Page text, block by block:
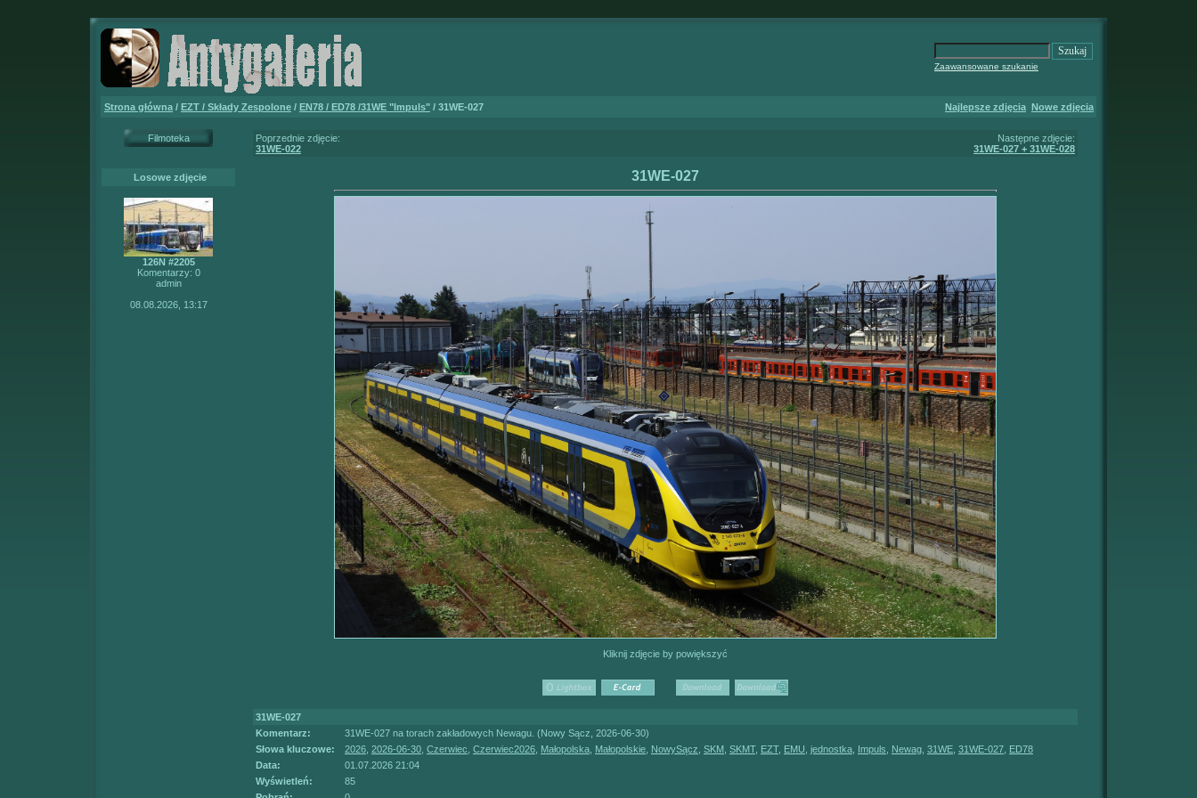
Zaawansowane szukanie
Strona główna / EZT / Składy Zespolone / EN78 / ED78 /31WE "Impuls" / 31WE-027 Najlepsze zdjęcia Nowe zdjęcia
Filmoteka
Losowe zdjęcie
126N #2205
Komentarzy: 0
admin
08.08.2026, 13:17
Poprzednie zdjęcie:
31WE-022
Następne zdjęcie:
31WE-027 + 31WE-028
31WE-027
Kliknij zdjęcie by powiększyć
31WE-027
Komentarz:
31WE-027 na torach zakładowych Newagu. (Nowy Sącz, 2026-06-30)
Słowa kluczowe:
2026 2026-06-30 Czerwiec Czerwiec2026 Małopolska Małopolskie NowySącz SKM SKMT, EZT, EMU jednostka Impuls Newag 31WE 31WE-027 ED78
Data:
01.07.2026 21:04
Wyświetleń:
85